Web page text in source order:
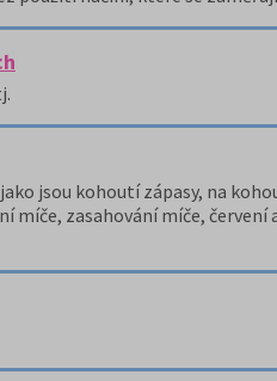
jsou kohoutí zápasy, na
zasahování míče,